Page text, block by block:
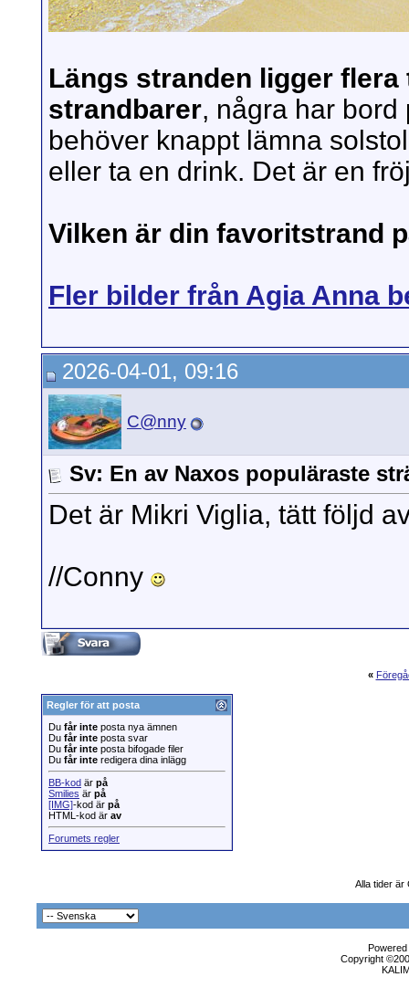
Längs stranden ligger
strandbarer, några har
behöver knappt lämna
eller ta en drink. Det är en
Vilken är din favoritstrand
Fler bilder från Agia Anna
2026-04-01, 09:16
C@nny
Sv: En av Naxos populäraste
Det är Mikri Viglia, tätt följd
//Conny
«
Regler för att posta
Du får inte posta nya ämnen
Du får inte posta svar
Du får inte posta bifogade filer
Du får inte redigera dina inlägg
BB-kod är på
Smilies är på
[IMG]-kod är på
HTML-kod är av
Forumets regler
Alla tider är
Copyright